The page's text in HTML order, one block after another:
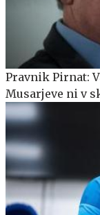
Pravnik Pirnat:
Musarjeve ni v